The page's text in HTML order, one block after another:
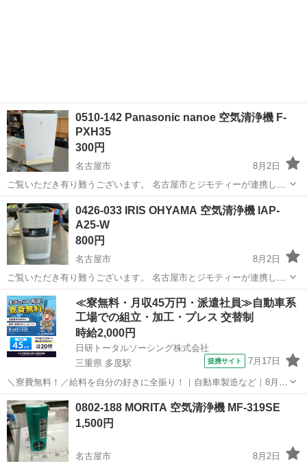
0510-142 Panasonic nanoe 空気清浄機 F-
PXH35
300円
名古屋市
8月2日
ご覧いただき有り難うございます。 名古屋市とジモティーが連携して
運営しています。 粗⼤ごみ等の減量を⽬的にまだ使えるものをリユー
スしています。 ★★★★★ ご自宅にある不要品を是非ジモティースポ
ットへお持...
愛知 名古屋市 リユース
0426-033 IRIS OHYAMA 空気清浄機 IAP-
A25-W
800円
名古屋市
8月2日
ご覧いただき有り難うございます。 名古屋市とジモティーが連携して
運営しています。 粗⼤ごみ等の減量を⽬的にまだ使えるものをリユー
スしています。 ★★★★★ ご自宅にある不要品を是非ジモティースポ
ットへお持...
愛知 名古屋市 季節、空調家電 リユース
≪寮無料・月収45万円・派遣社員≫自動車系
工場での組立・加工・プレス 交替制
時給2,000円
日研トータルソーシング株式会社
三重県 多度駅
提携サイト 7月17日
＼寮費無料！／給料を自分の好きに全振り！｜自動車製造など｜8月入
社特典最大20万円！｜入社から半年後には時給2,050円！さらに長く働
くほど時給UP☆ トヨタ車の製造（組立・加工など） トヨタ車体各工
場でのミニバン・SUV...
三重 いなべ市
0802-188 MORITA 空気清浄機 MF-319SE
1,500円
名古屋市
8月2日